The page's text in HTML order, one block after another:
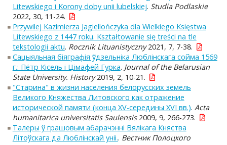
Litewskiego i Korony doby unii lubelskiej. Studia Podlaskie
2022, 30, 11-24.
Przywilej Kazimierza Jagiellończyka dla Wielkiego Księstwa
Litewskiego z 1447 roku. Kształtowanie się treści na tle
tekstologii aktu. Rocznik Lituanistyczny2021, 7, 7-38.
Сацыяльная біяграфія ўдзельніка Люблінскага сойма 1569
г.: Пётр Кісель і Цімафей Гурка. Journal of the Belarusian
State University. History2019, 2, 10-21.
"Старина" в жизни населения белорусских земель
Великого Княжества Литовского как отражение
исторической памяти (конца XV-середины XVI вв.). Acta
humanitarica universitatis Saulensis2009, 9, 266-273.
Талеры ў грашовым абарачэнні Вялікага Княства
Літоўскага да Люблінскай уніі.. Вестник Полоцкого